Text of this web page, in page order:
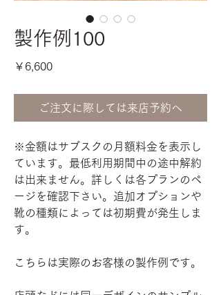
製作例100
￥6,600価
ご注文に際しては来店予約へ
※金額はサブスクの月額料金を表示し
ています。最低利用期間中の途中解約
は出来ません。詳しくは各プランのペ
ージを確認下さい。追加オプションや
靴の種類によっては初期費が発生しま
す。
こちらは実際のお客様の製作例です。